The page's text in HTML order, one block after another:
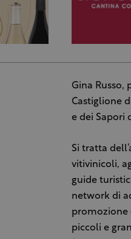
Gina
Castiglione
e dei Sapori
Si tratta
vitivinicoli,
guide
network di
promozione
piccoli e